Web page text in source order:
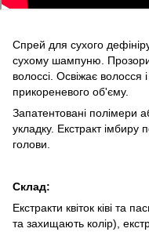
Спрей для сухого
сухому шампуню.
волоссі. Освіжає волосся
прикореневого об'єму.
Запатентовані полімери
укладку. Екстракт імбиру
голови.
Склад:
Екстракти квіток ківі та
та захищають колір),